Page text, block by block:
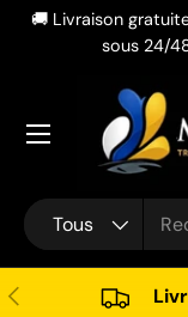
Aller au
🚚 Livraison
sous 24/
Recherche
Type de produit
Tous
Précédent